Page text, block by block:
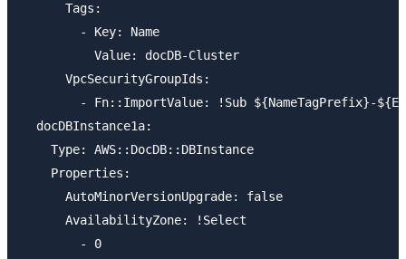
      Tags:
        - Key: Name
          Value: docDB-Cluster
      VpcSecurityGroupIds:
- Fn::ImportValue: !Sub ${NameTagPrefix}-
  docDBInstance1a:
    Type: AWS::DocDB::DBInstance
    Properties:
      AutoMinorVersionUpgrade: false
      AvailabilityZone: !Select
        - 0